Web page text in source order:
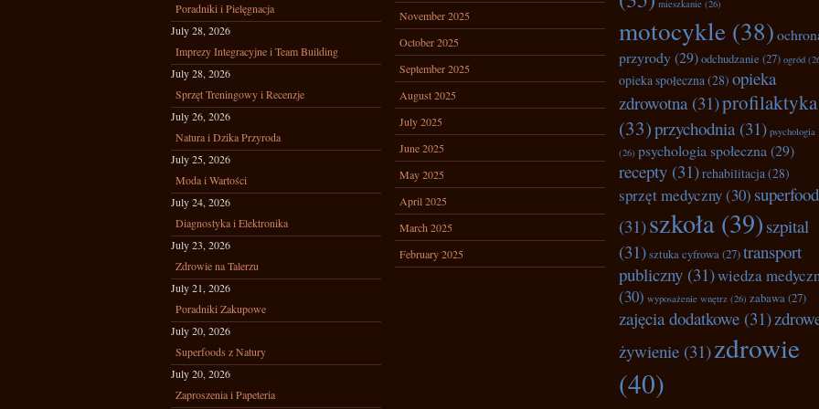
Poradniki i Pielęgnacja
July 28, 2026
Imprezy Integracyjne i Team Building
July 28, 2026
Sprzęt Treningowy i Recenzje
July 26, 2026
Natura i Dzika Przyroda
July 25, 2026
Moda i Wartości
July 24, 2026
Diagnostyka i Elektronika
July 23, 2026
Zdrowie na Talerzu
July 21, 2026
Poradniki Zakupowe
July 20, 2026
Superfoods z Natury
July 20, 2026
Zaproszenia i Papeteria
November 2025
October 2025
September 2025
August 2025
July 2025
June 2025
May 2025
April 2025
March 2025
February 2025
mieszkanie (26)
motocykle (38)
przyrody(29)odchudzanie (27) ogród
opieka społeczna(28) opieka
zdrowotna(31)profilaktyka
(33)przychodnia(31) psychologia
(26) psychologia społeczna (29)
recepty (31)rehabilitacja(28)
sprzęt medyczny(30)
(31)szkoła (39) szpital
(31)sztuka cyfrowa(27)transport
publiczny (31)wiedza
(30) wyposażenie wnętrz (26) zabawa(27)
zajęcia dodatkowe (31)
żywienie (31)zdrowie
(40)